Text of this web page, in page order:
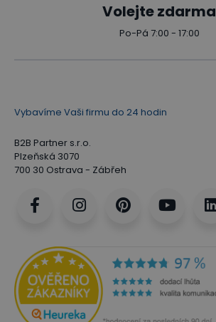
Volejte zdarma
Po-Pá 7:00 - 17:00
Vybavíme Vaši firmu do 24 hodin
B2B Partner s.r.o.
Plzeňská 3070
700 30 Ostrava - Zábřeh